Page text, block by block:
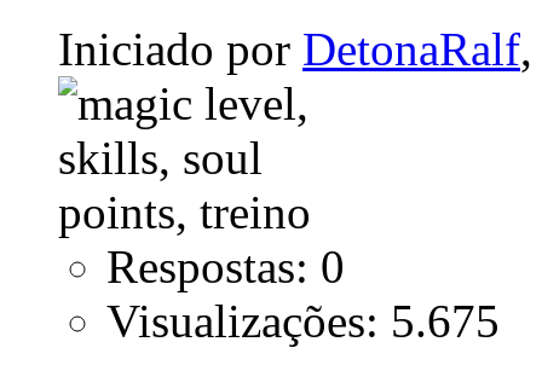
Iniciado por DetonaRalf
Respostas: 0
Visualizações: 5.675